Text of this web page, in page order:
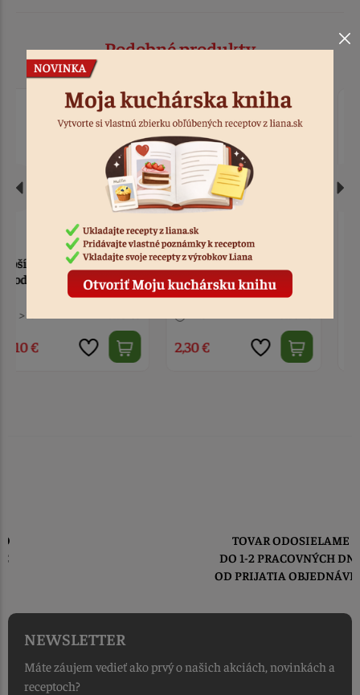
Podobné produkty
Košíčky papierové zlaté
2,5 cm 60 ks
2,30 €
Košíčky papierové zlaté
4 cm 30 ks
2,40 €
TOVAR ODOSIELAME
DO 1-2 PRACOVNÝCH DNÍ
OD PRIJATIA OBJEDNÁVKY
NEWSLETTER
Máte záujem vedieť ako prvý o našich akciách, novinkách a
receptoch?